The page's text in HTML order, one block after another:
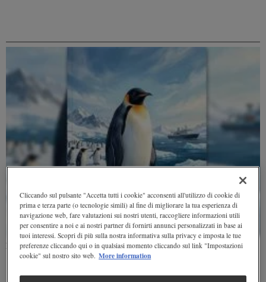
Perché i pinguini sono considerati sentinelle degli oceani
Cliccando sul pulsante "Accetta tutti i cookie" acconsenti all'utilizzo di cookie di
prima e terza parte (o tecnologie simili) al fine di migliorare la tua esperienza di
navigazione web, fare valutazioni sui nostri utenti, raccogliere informazioni utili
per consentire a noi e ai nostri partner di fornirti annunci personalizzati in base ai
tuoi interessi. Scopri di più sulla nostra informativa sulla privacy e imposta le tue
preferenze cliccando qui o in qualsiasi momento cliccando sul link "Impostazioni
cookie" sul nostro sito web. More information